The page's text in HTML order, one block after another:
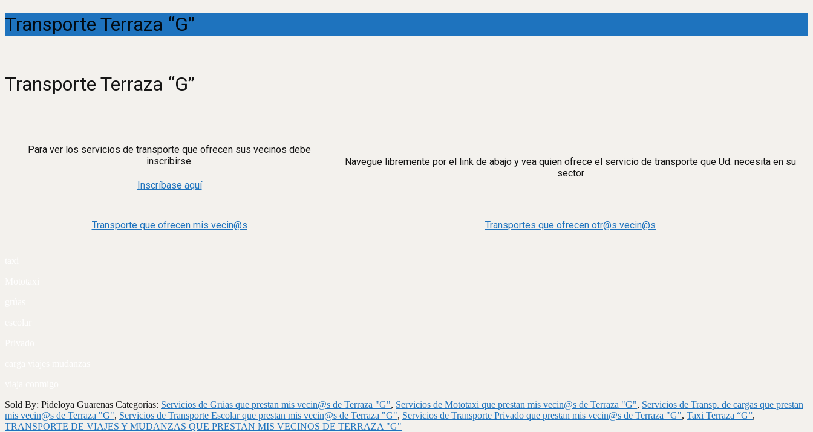
Transporte Terraza “G”
Transporte Terraza “G”
Para ver los servicios de transporte que ofrecen sus vecinos debe
inscribirse.
Inscríbase aquí
Navegue libremente por el link de abajo y vea quien ofrece el servicio de transporte que Ud. necesita en su
sector
Transporte que ofrecen mis vecin@s Transportes que ofrecen otr@s vecin@s
Sold By: Pideloya Guarenas Categorías: Servicios de Grúas que prestan mis vecin@s de Terraza "G", Servicios de Mototaxi que prestan mis vecin@s de Terraza "G", Servicios de Transp. de cargas que prestan
mis vecin@s de Terraza "G", Servicios de Transporte Escolar que prestan mis vecin@s de Terraza "G", Servicios de Transporte Privado que prestan mis vecin@s de Terraza "G", Taxi Terraza “G”,
TRANSPORTE DE VIAJES Y MUDANZAS QUE PRESTAN MIS VECINOS DE TERRAZA "G"